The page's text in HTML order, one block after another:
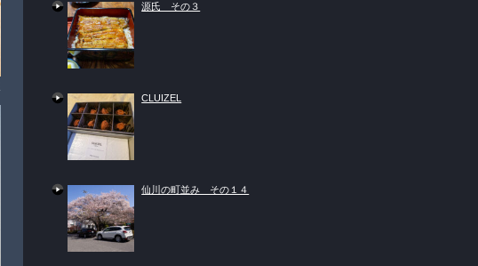
源氏 その３
CLUIZEL
仙川の町並み その１４